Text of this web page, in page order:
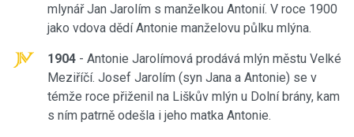
mlynář Jan Jarolím s manželkou Antonií. V roce 1900
jako vdova dědí Antonie manželovu půlku mlýna.
1904 - Antonie Jarolímová prodává mlýn městu Velké
Meziříčí. Josef Jarolím (syn Jana a Antonie) se v
témže roce přiženil na Liškův mlýn u Dolní brány, kam
s ním patrně odešla i jeho matka Antonie.